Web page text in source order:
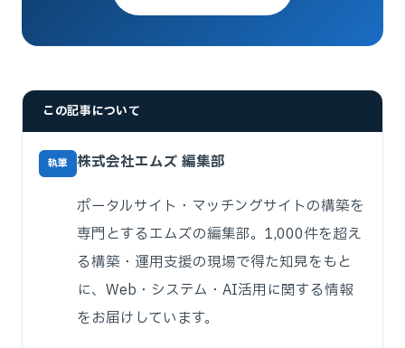
この記事について
執筆 株式会社エムズ 編集部
ポータルサイト・マッチングサイトの構築を
専門とするエムズの編集部。1,000件を超え
る構築・運用支援の現場で得た知見をもと
に、Web・システム・AI活用に関する情報
をお届けしています。